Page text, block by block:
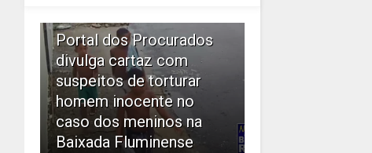
Portal dos Procurados
divulga cartaz com
suspeitos de torturar
homem inocente no
caso dos meninos na
Baixada Fluminense